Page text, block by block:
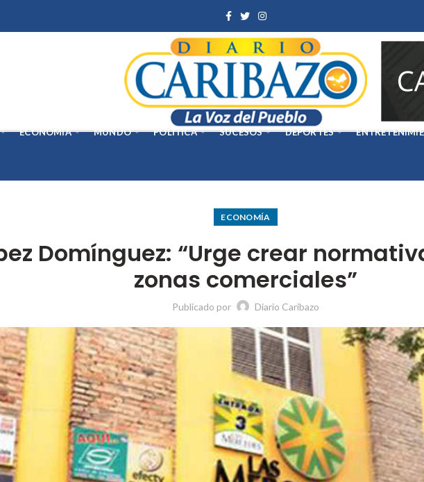
ECONOMÍA MUNDO POLÍTICA SUCESOS DEPORTES
ECONOMÍA
Domínguez: “Urge crear
zonas comerciales”
Publicado por Diario Caribazo